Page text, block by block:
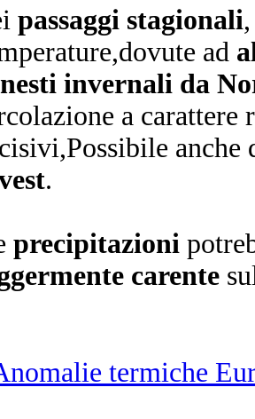
passaggi stagionali
ad
invernali da
a carattere
anche
.
precipitazioni
carente